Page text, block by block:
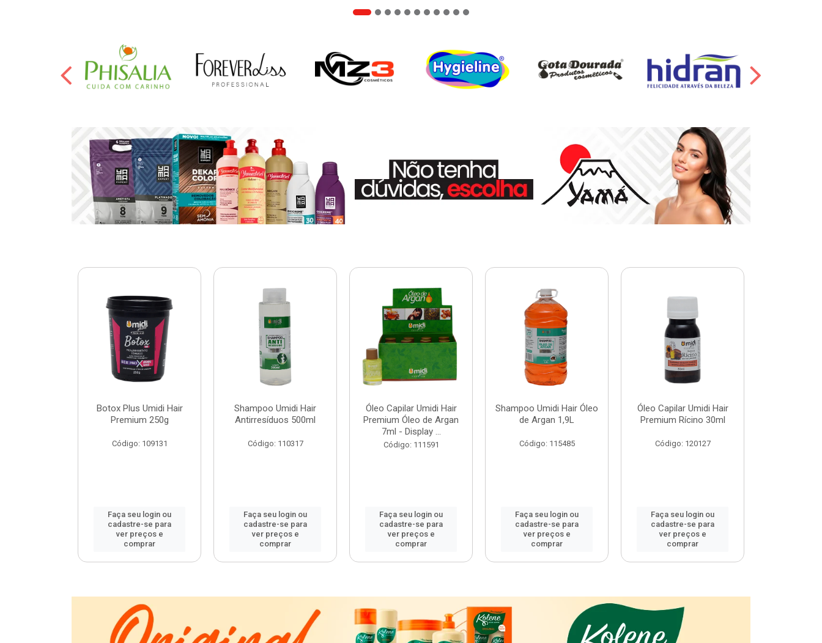
Botox Plus Umidi Hair
Premium 250g
Código: 109131
Faça seu login ou
cadastre-se para
ver preços e
comprar
Shampoo Umidi Hair
Antirresíduos 500ml
Código: 110317
Faça seu login ou
cadastre-se para
ver preços e
comprar
Óleo Capilar Umidi Hair
Premium Óleo de Argan
7ml - Display ...
Código: 111591
Faça seu login ou
cadastre-se para
ver preços e
comprar
Shampoo Umidi Hair Óleo
de Argan 1,9L
Código: 115485
Faça seu login ou
cadastre-se para
ver preços e
comprar
Óleo Capilar Umidi Hair
Premium Rícino 30ml
Código: 120127
Faça seu login ou
cadastre-se para
ver preços e
comprar